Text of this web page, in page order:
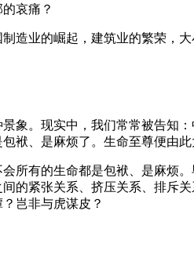
哀痛？
造业的崛起，建筑业的繁荣，
象。现实中，我们常常被告知
袱、是麻烦了。生命至尊便由此
所有的生命都是包袱、是麻
的紧张关系、挤压关系、排斥
岂非与虎谋皮？